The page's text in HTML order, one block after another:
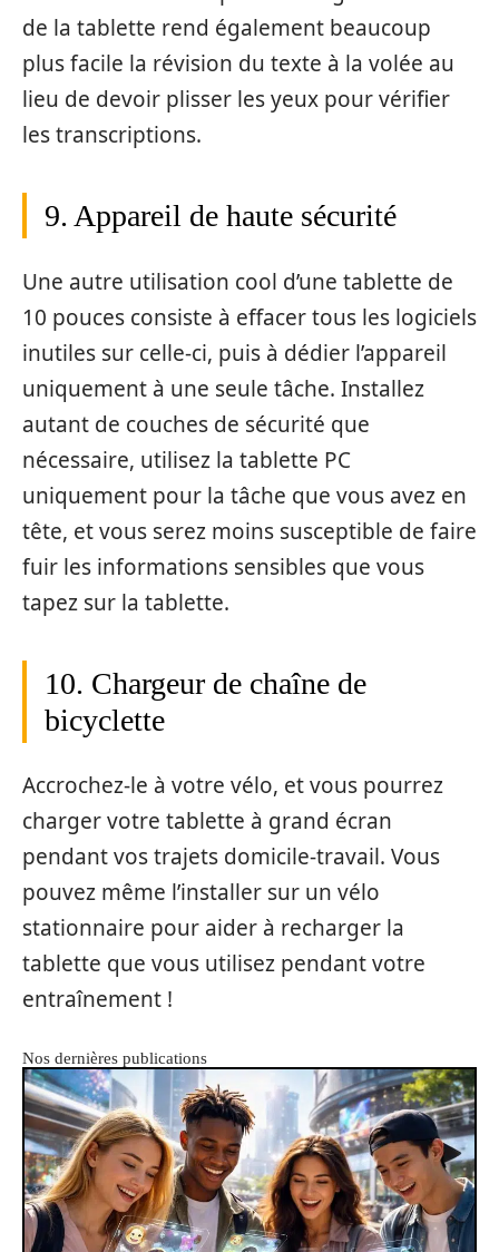
de la tablette rend également beaucoup
plus facile la révision du texte à la volée au
lieu de devoir plisser les yeux pour vérifier
les transcriptions.
9. Appareil de haute sécurité
Une autre utilisation cool d’une tablette de
10 pouces consiste à effacer tous les logiciels
inutiles sur celle-ci, puis à dédier l’appareil
uniquement à une seule tâche. Installez
autant de couches de sécurité que
nécessaire, utilisez la tablette PC
uniquement pour la tâche que vous avez en
tête, et vous serez moins susceptible de faire
fuir les informations sensibles que vous
tapez sur la tablette.
10. Chargeur de chaîne de
bicyclette
Accrochez-le à votre vélo, et vous pourrez
charger votre tablette à grand écran
pendant vos trajets domicile-travail. Vous
pouvez même l’installer sur un vélo
stationnaire pour aider à recharger la
tablette que vous utilisez pendant votre
entraînement !
Nos dernières publications